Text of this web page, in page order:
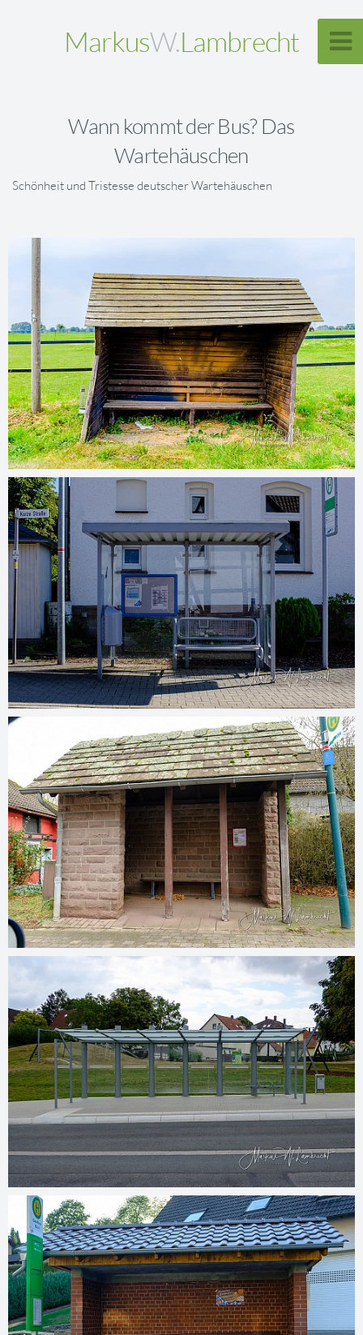
MarkusW.Lambrecht
Wann kommt der Bus? Das
Wartehäuschen
Schönheit und Tristesse deutscher Wartehäuschen